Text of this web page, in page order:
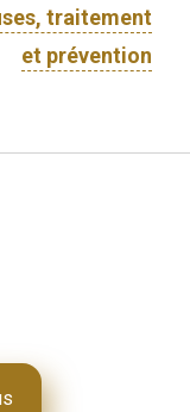
traitement
et prévention